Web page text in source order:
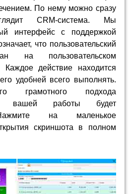
По нему можно сразу
CRM-система. Мы
интерфейс с поддержкой
что пользовательский
на пользовательском
Каждое действие находится
удобней всего выполнять.
грамотного подхода
вашей работы будет
на маленькое
скриншота в полном